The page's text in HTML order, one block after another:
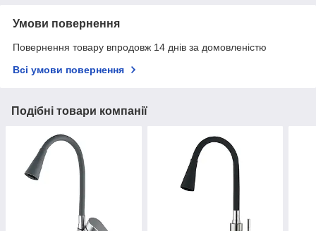
Умови повернення
Повернення товару впродовж 14 днів за домовленістю
Всі умови повернення
Подібні товари компанії